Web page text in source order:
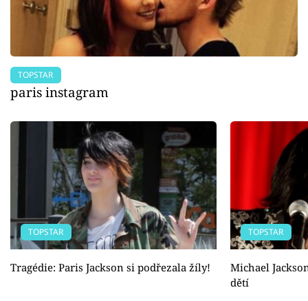
TOPSTAR
paris instagram
TOPSTAR
Tragédie: Paris Jackson si podřezala žíly!
TOPSTAR
Michael
dětí